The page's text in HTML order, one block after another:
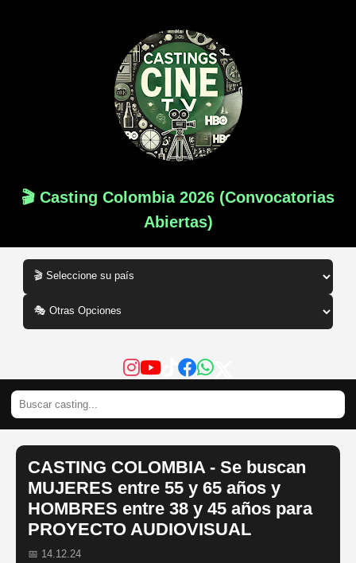
🎬 Casting Colombia 2026 (Convocatorias
Abiertas)
CASTING COLOMBIA - Se buscan
MUJERES entre 55 y 65 años y
HOMBRES entre 38 y 45 años para
PROYECTO AUDIOVISUAL
📅 14.12.24